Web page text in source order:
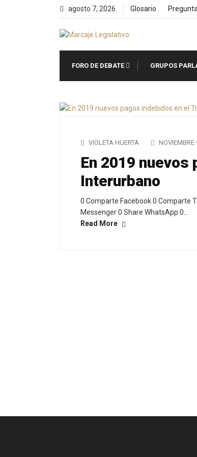
agosto 7, 2026 Glosario
FORO DE DEBATE GRUPOS
VIOLETA HUERTA NOVIEMBRE
En 2019 nuevos
Interurbano
0 Comparte Facebook 0 Comparte
Messenger 0 Share WhatsApp 0…
Read More